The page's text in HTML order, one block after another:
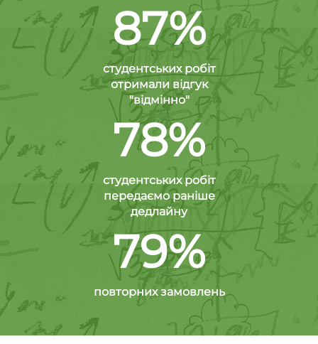
87%
студентських робіт
отримали відгук
"відмінно"
78%
студентських робіт
передаємо раніше
дедлайну
79%
повторних замовлень